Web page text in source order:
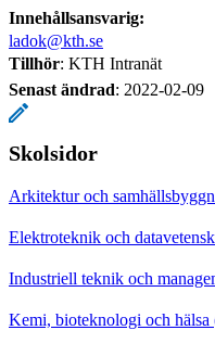
Innehållsansvarig:
ladok@kth.se
Tillhör: KTH Intranät
Senast ändrad: 2022-02-09
Skolsidor
Arkitektur och
Elektroteknik och
Industriell teknik och
Kemi, bioteknologi och